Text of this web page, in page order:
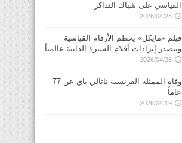
القياسي على شباك التذاكر
2026/04/28
فيلم «مايكل» يحطم الأرقام القياسية
ويتصدر إيرادات أفلام السيرة الذاتية عالمياً
2026/04/28
وفاة الممثلة الفرنسية ناتالي باي عن 77
عاماً
2026/04/19